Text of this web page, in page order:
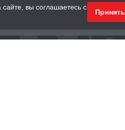
ПОДАРКИ
вы соглашаетесь с
Принять